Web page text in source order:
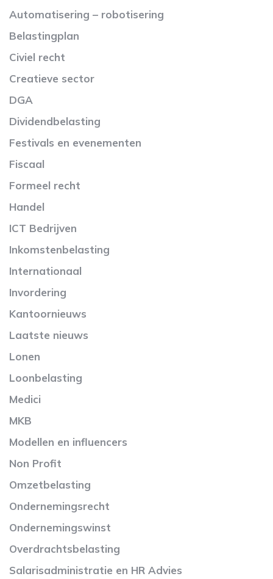
Automatisering – robotisering
Belastingplan
Civiel recht
Creatieve sector
DGA
Dividendbelasting
Festivals en evenementen
Fiscaal
Formeel recht
Handel
ICT Bedrijven
Inkomstenbelasting
Internationaal
Invordering
Kantoornieuws
Laatste nieuws
Lonen
Loonbelasting
Medici
MKB
Modellen en influencers
Non Profit
Omzetbelasting
Ondernemingsrecht
Ondernemingswinst
Overdrachtsbelasting
Salarisadministratie en HR Advies